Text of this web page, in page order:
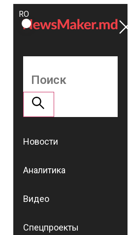
ROMÂNĂ
RU
Поддержать
NM
Новости
Аналитика
Видео
Спецпроекты